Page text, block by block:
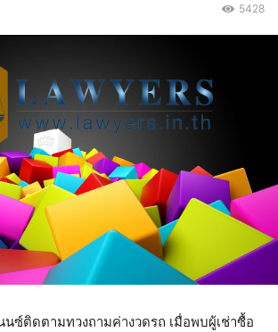
5428
ซ์ติดตามทวงถามค่างวดรถ เมื่อพบผู้เช่าซื้อ